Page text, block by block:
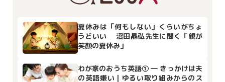
夏休みは「何もしない」くらいがちょ
うどいい 沼田晶弘先生に聞く「親が
笑顔の夏休み」
わが家のおうち英語① ― きっかけは夫
の英語嫌い｜ゆるい取り組みからのス